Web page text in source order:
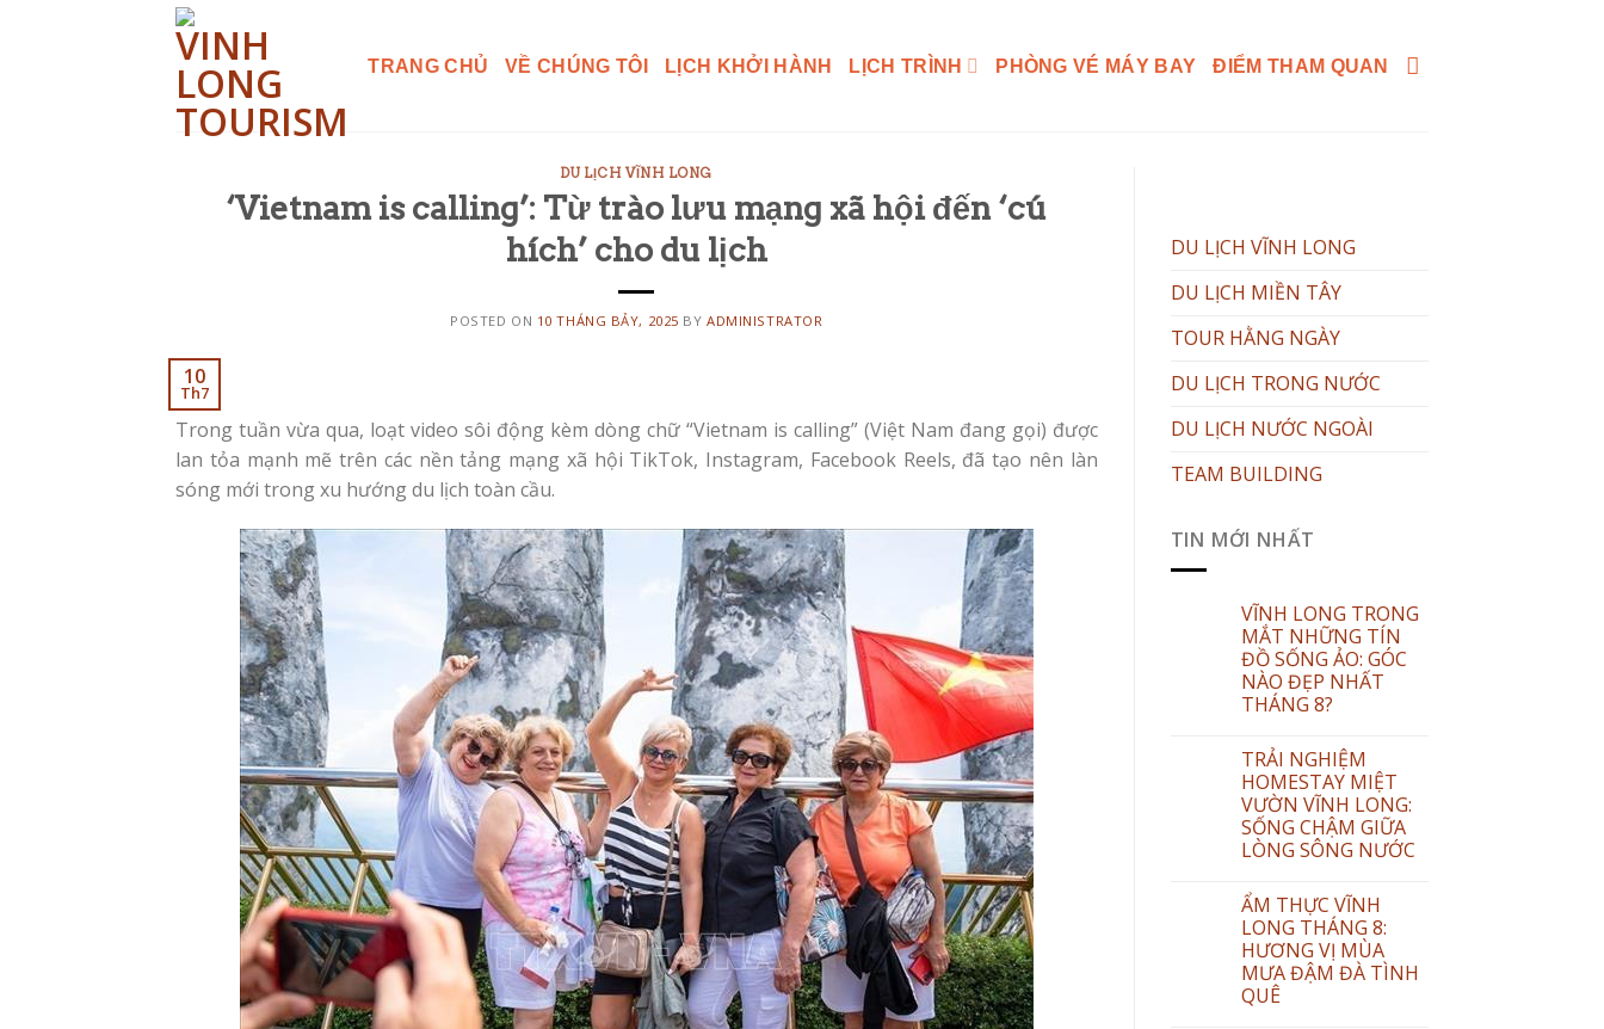
TRANG CHỦ VỀ CHÚNG TÔI LỊCH KHỞI HÀNH LỊCH TRÌNH PHÒNG VÉ MÁY BAY ĐIỂM THAM QUAN
DU LỊCH VĨNH LONG
‘Vietnam is calling’: Từ trào lưu mạng xã hội đến ‘cú
hích’ cho du lịch
POSTED ON 10 THÁNG BẢY, 2025 BYADMINISTRATOR
10
Th7
Trong tuần vừa qua, loạt video sôi động kèm dòng chữ “Vietnam is calling” (Việt Nam đang gọi) được
lan tỏa mạnh mẽ trên các nền tảng mạng xã hội TikTok, Instagram, Facebook Reels, đã tạo nên làn
sóng mới trong xu hướng du lịch toàn cầu.
DU LỊCH VĨNH LONG
DU LỊCH MIỀN TÂY
TOUR HẰNG NGÀY
DU LỊCH TRONG NƯỚC
DU LỊCH NƯỚC NGOÀI
TEAM BUILDING
TIN MỚI NHẤT
VĨNH LONG TRONG
MẮT NHỮNG TÍN
ĐỒ SỐNG ẢO: GÓC
NÀO ĐẸP NHẤT
THÁNG 8?
TRẢI NGHIỆM
HOMESTAY MIỆT
VƯỜN VĨNH LONG:
SỐNG CHẬM GIỮA
LÒNG SÔNG NƯỚC
ẨM THỰC VĨNH
LONG THÁNG 8:
HƯƠNG VỊ MÙA
MƯA ĐẬM ĐÀ TÌNH
QUÊ